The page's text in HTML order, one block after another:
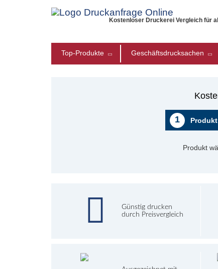
Kostenloser Druckerei Vergleich für
Top-Produkte Geschäftsdrucksachen
1
Produkt
Günstig drucken
durch Preisvergleich